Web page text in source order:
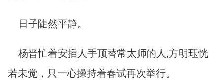
日子陡然平静。
杨晋忙着安插人手顶替常太师的人,方明珏恍
若未觉，只一心操持着春试再次举行。